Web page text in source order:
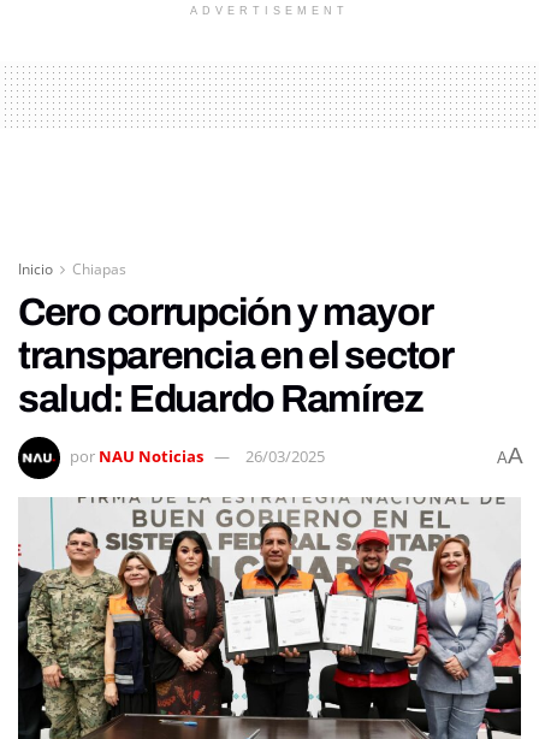
ADVERTISEMENT
Inicio Chiapas
Cero corrupción y mayor
transparencia en el sector
salud: Eduardo Ramírez
por NAU Noticias 26/03/2025 AA